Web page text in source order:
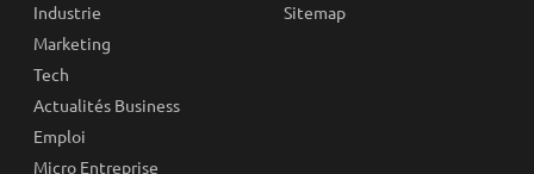
Industrie
Marketing
Tech
Actualités Business
Emploi
Micro Entreprise
Sitemap